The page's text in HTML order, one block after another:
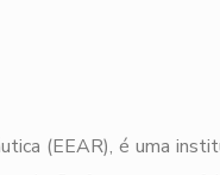
(EEAR), é uma